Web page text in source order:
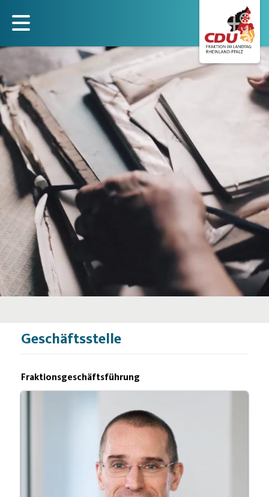
zum
Inhalt
Geschäftsstelle
Fraktionsgeschäftsführung